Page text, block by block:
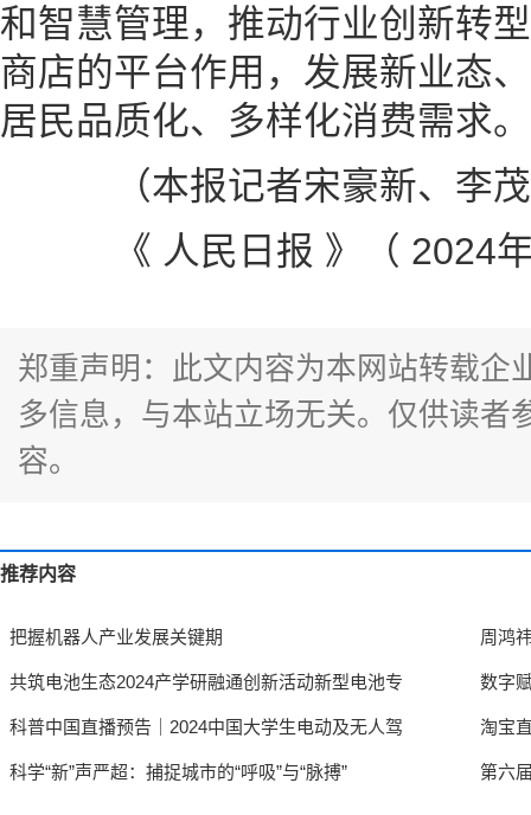
和智慧管理，推动行业创新转
商店的平台作用，发展新业态
居民品质化、多样化消费需求。
（本报记者宋豪新、李茂
《 人民日报 》（ 2024年
郑重声明：此文内容为本网站转载企
多信息，与本站立场无关。仅供读者
容。
推荐内容
把握机器人产业发展关键期 周鸿
共筑电池生态2024产学研融通创新活动新型电池专 数字
科普中国直播预告｜2024中国大学生电动及无人驾 淘宝
科学“新”声严超：捕捉城市的“呼吸”与“脉搏” 第六